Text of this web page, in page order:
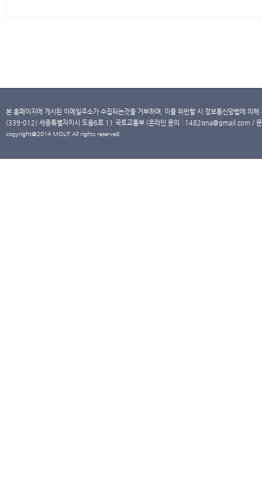
본 홈페이지에 게시된 이메일주소가 수집되는것을 거부하며, 이를 위반할 시 정보통신망법에 의
(339-012) 세종특별자치시 도움6로 11 국토교통부 (온라인 문의 : 1482qna@gmail.com /
copyright@2014 MOLIT All rights reserved.